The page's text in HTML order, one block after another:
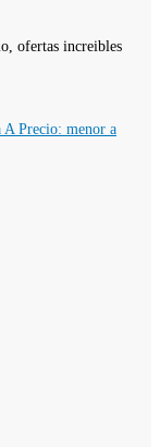
ofertas increibles
APrecio: menor a